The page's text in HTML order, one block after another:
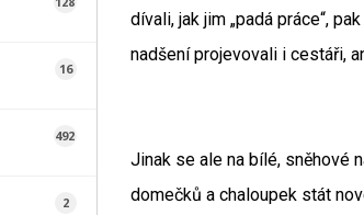
16
492
2
dívali, jak jim „padá práce“,
nadšení projevovali i cestáři,
Jinak se ale na bílé, sněhové
domečků a chaloupek stát